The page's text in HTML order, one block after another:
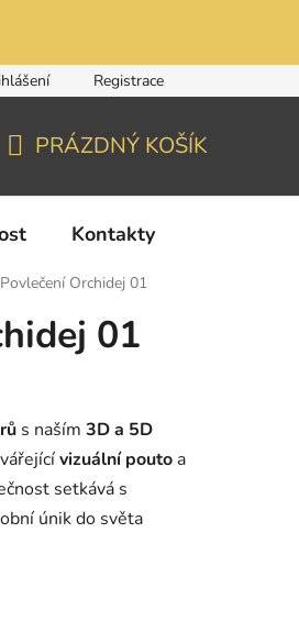
Registrace
KOŠÍK
PRÁZDNÝ KOŠÍK
Kontakty
Orchidej 01
01
s naším 3D a 5D
vizuální pouto a
setkává s
únik do světa